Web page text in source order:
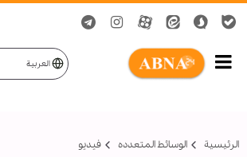
العربية
الرئيسية الوسائط المتعدده فیدیو